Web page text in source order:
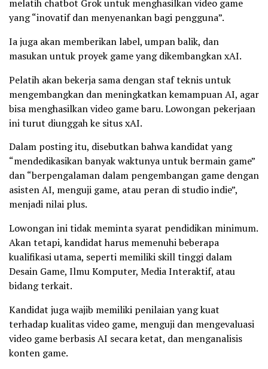
melatih chatbot Grok untuk menghasilkan video game
yang “inovatif dan menyenankan bagi pengguna”.
Ia juga akan memberikan label, umpan balik, dan
masukan untuk proyek game yang dikembangkan xAI.
Pelatih akan bekerja sama dengan staf teknis untuk
mengembangkan dan meningkatkan kemampuan AI, agar
bisa menghasilkan video game baru. Lowongan pekerjaan
ini turut diunggah ke situs xAI.
Dalam posting itu, disebutkan bahwa kandidat yang
“mendedikasikan banyak waktunya untuk bermain game”
dan “berpengalaman dalam pengembangan game dengan
asisten AI, menguji game, atau peran di studio indie”,
menjadi nilai plus.
Lowongan ini tidak meminta syarat pendidikan minimum.
Akan tetapi, kandidat harus memenuhi beberapa
kualifikasi utama, seperti memiliki skill tinggi dalam
Desain Game, Ilmu Komputer, Media Interaktif, atau
bidang terkait.
Kandidat juga wajib memiliki penilaian yang kuat
terhadap kualitas video game, menguji dan mengevaluasi
video game berbasis AI secara ketat, dan menganalisis
konten game.